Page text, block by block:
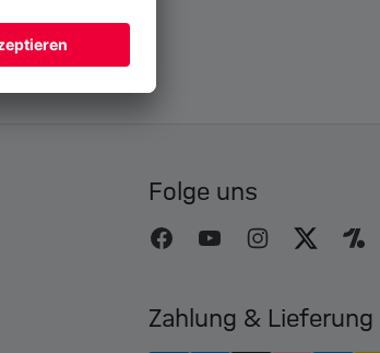
Folge uns
Zahlung & Lieferung